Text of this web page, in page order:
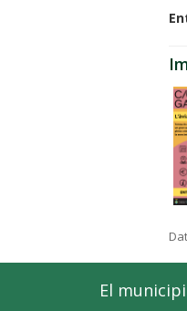
El municipi